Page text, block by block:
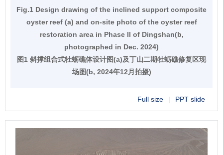
Fig.1 Design drawing of the inclined support composite
oyster reef (a) and on-site photo of the oyster reef
restoration area in Phase II of Dingshan(b,
photographed in Dec. 2024)
图1 斜撑组合式牡蛎礁体设计图(a)及丁山二期牡蛎礁修复区现
场图(b, 2024年12月拍摄)
Full size | PPT slide